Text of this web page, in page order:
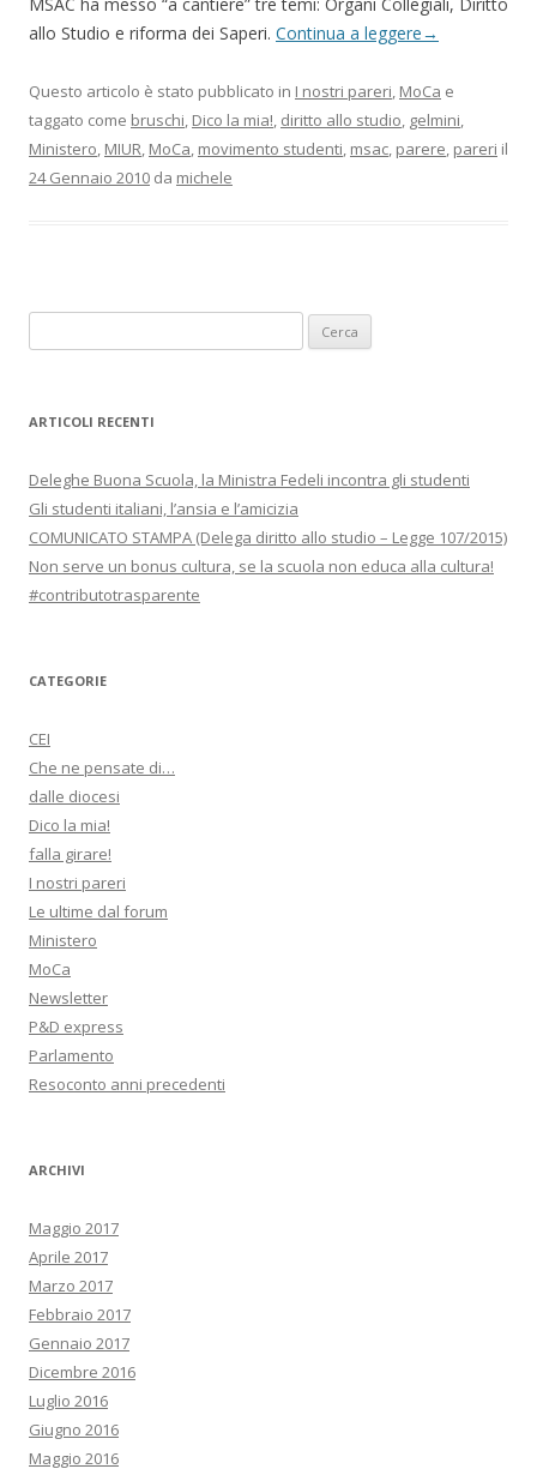
allo Studio e riforma dei Saperi. Continua a leggere→
Questo articolo è stato pubblicato in I nostri pareri, MoCa e
taggato come bruschi, Dico la mia!, diritto allo studio, gelmini,
Ministero, MIUR, MoCa, movimento studenti, msac, parere, pareri il
24 Gennaio 2010 da michele
per:
ARTICOLI RECENTI
Deleghe Buona Scuola, la Ministra Fedeli incontra gli studenti
Gli studenti italiani, l’ansia e l’amicizia
COMUNICATO STAMPA (Delega diritto allo studio – Legge 107/2015)
Non serve un bonus cultura, se la scuola non educa alla cultura!
#contributotrasparente
CATEGORIE
CEI
Che ne pensate di…
dalle diocesi
Dico la mia!
falla girare!
I nostri pareri
Le ultime dal forum
Ministero
MoCa
Newsletter
P&D express
Parlamento
Resoconto anni precedenti
ARCHIVI
Maggio 2017
Aprile 2017
Marzo 2017
Febbraio 2017
Gennaio 2017
Dicembre 2016
Luglio 2016
Giugno 2016
Maggio 2016